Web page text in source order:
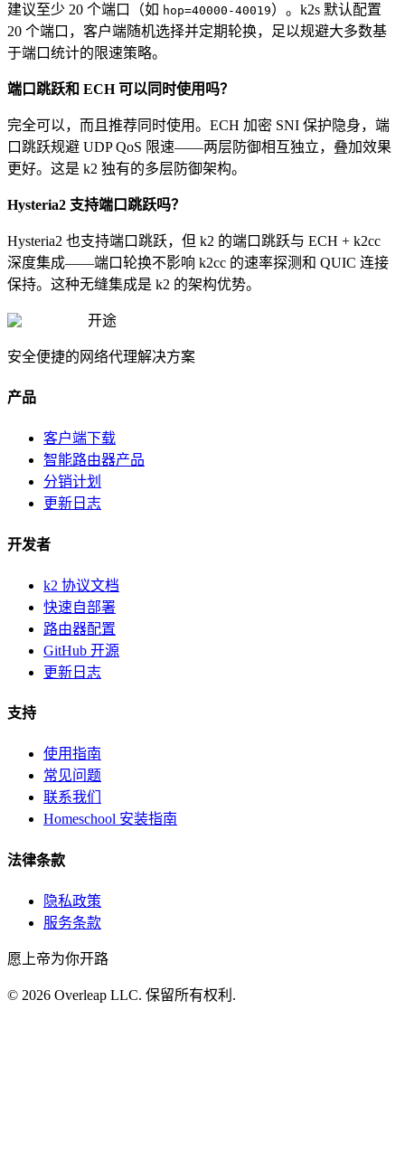
建议至少 20 个端口（如 hop=40000-40019）。k2s 默认配置
20 个端口，客户端随机选择并定期轮换，足以规避大多数基
于端口统计的限速策略。
端口跳跃和 ECH 可以同时使用吗？
完全可以，而且推荐同时使用。ECH 加密 SNI 保护隐身，端
口跳跃规避 UDP QoS 限速——两层防御相互独立，叠加效果
更好。这是 k2 独有的多层防御架构。
Hysteria2 支持端口跳跃吗？
Hysteria2 也支持端口跳跃，但 k2 的端口跳跃与 ECH + k2cc
深度集成——端口轮换不影响 k2cc 的速率探测和 QUIC 连接
保持。这种无缝集成是 k2 的架构优势。
开途
安全便捷的网络代理解决方案
产品
客户端下载
智能路由器产品
分销计划
更新日志
开发者
k2 协议文档
快速自部署
路由器配置
GitHub 开源
更新日志
支持
使用指南
常见问题
联系我们
Homeschool 安装指南
法律条款
隐私政策
服务条款
愿上帝为你开路
© 2026 Overleap LLC. 保留所有权利.